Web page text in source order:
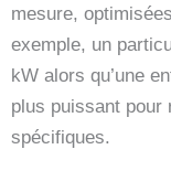
mesure,
exemple, un
kW alors qu’une
plus puissant pour
spécifiques.